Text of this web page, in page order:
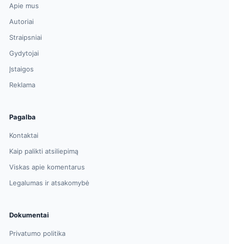
Apie mus
Autoriai
Straipsniai
Gydytojai
Įstaigos
Reklama
Pagalba
Kontaktai
Kaip palikti atsiliepimą
Viskas apie komentarus
Legalumas ir atsakomybė
Dokumentai
Privatumo politika